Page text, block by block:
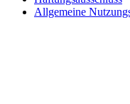
Allgemeine